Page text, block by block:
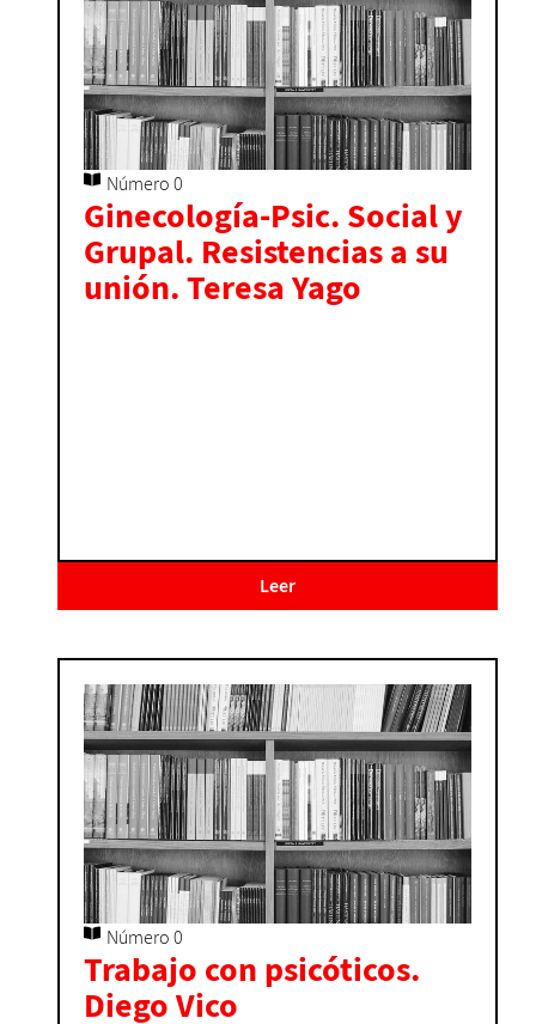
Número 0
Ginecología-Psic. Social y
Grupal. Resistencias a su
unión. Teresa Yago
Leer
Número 0
Trabajo con psicóticos.
Diego Vico